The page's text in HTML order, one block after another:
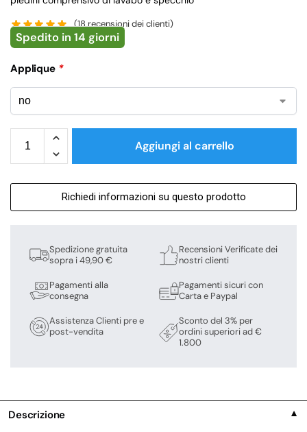
(18recensioni dei clienti)
Spedito in 14 giorni
Applique *
Aggiungi al carrello
Richiedi informazioni su questo prodotto
Spedizione gratuita
sopra i 49,90 €
Pagamenti alla
consegna
Assistenza Clienti pre e
post-vendita
Recensioni Verificate dei
nostri clienti
Pagamenti sicuri con
Carta e Paypal
Sconto del 3% per
ordini superiori ad €
1.800
Descrizione ▼